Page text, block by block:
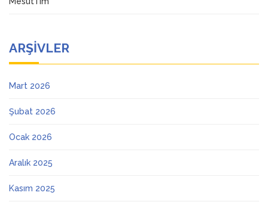
ARŞIVLER
Mart 2026
Şubat 2026
Ocak 2026
Aralık 2025
Kasım 2025